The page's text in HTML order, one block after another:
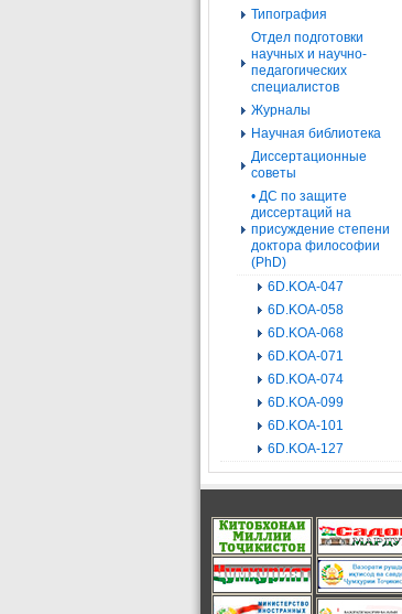
Типография
Отдел подготовки
научных и научно-
педагогических
специалистов
Журналы
Научная библиотека
Диссертационные
советы
• ДС по защите
диссертаций на
присуждение степени
доктора философии
(PhD)
6D.KOA-047
6D.KOA-058
6D.KOA-068
6D.KOA-071
6D.KOA-074
6D.KOA-099
6D.KOA-101
6D.KOA-127